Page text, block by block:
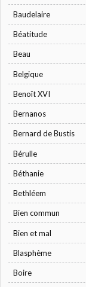
Baudelaire
Béatitude
Beau
Belgique
Benoît XVI
Bernanos
Bernard de Bustis
Bérulle
Béthanie
Bethléem
Bien commun
Bien et mal
Blasphème
Boire